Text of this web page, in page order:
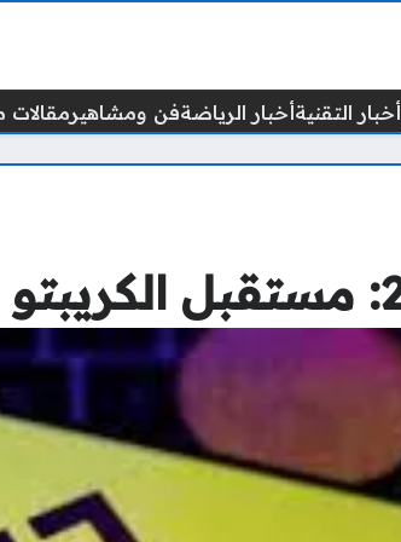
أخبار التقنيةأخبار الرياضةفن ومشاهيرمقالات